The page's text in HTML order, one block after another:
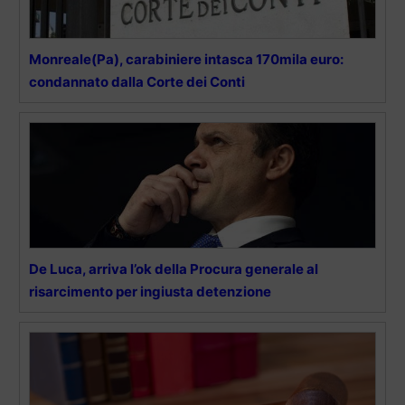
Monreale(Pa), carabiniere intasca 170mila euro:
condannato dalla Corte dei Conti
De Luca, arriva l’ok della Procura generale al
risarcimento per ingiusta detenzione